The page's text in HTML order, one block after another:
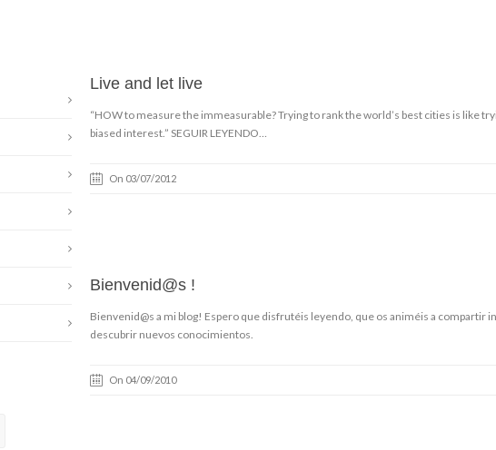
Live and let live
“HOW to measure the immeasurable? Trying to rank the world’s best cities is like
biased interest.” SEGUIR LEYENDO…
On 03/07/2012
Bienvenid@s !
Bienvenid@s a mi blog! Espero que disfrutéis leyendo, que os animéis a compartir
descubrir nuevos conocimientos.
On 04/09/2010